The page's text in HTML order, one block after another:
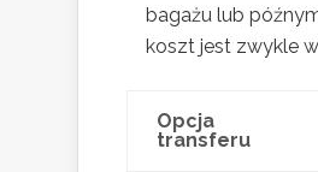
bagażu lub
koszt jest zwykle
Opcja
transferu